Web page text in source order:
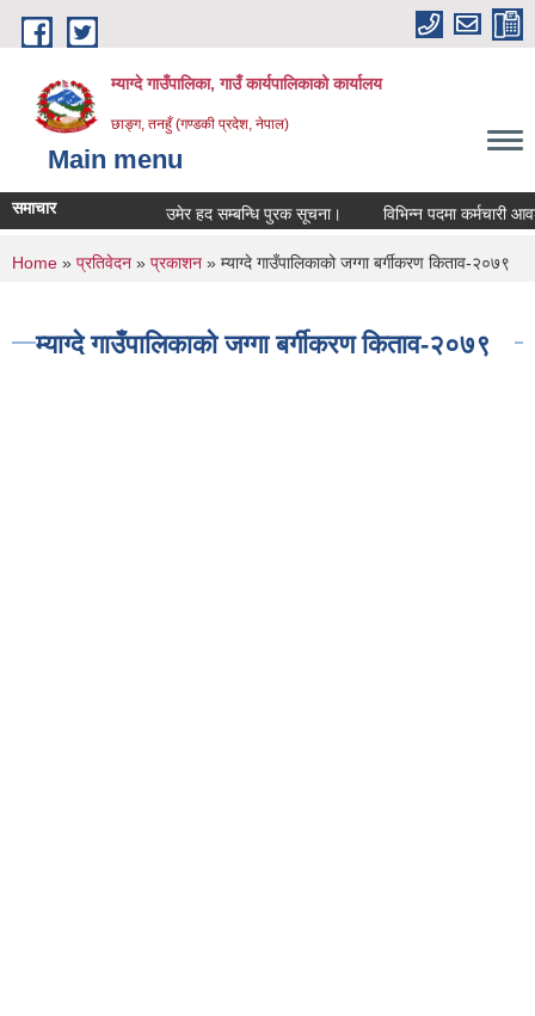
Skip to main content
म्याग्दे गाउँपालिका, गाउँ कार्यपालिकाको कार्यालय
छाङ्ग, तनहुँ (गण्डकी प्रदेश, नेपाल)
Main menu
समाचार उमेर हद सम्बन्धि पुरक सूचना। विभिन्न पदमा कर्मचारी
You are here
Home » प्रतिवेदन » प्रकाशन » म्याग्दे गाउँपालिकाको जग्गा बर्गीकरण किताव-२०७९
म्याग्दे गाउँपालिकाको जग्गा बर्गीकरण किताव-२०७९